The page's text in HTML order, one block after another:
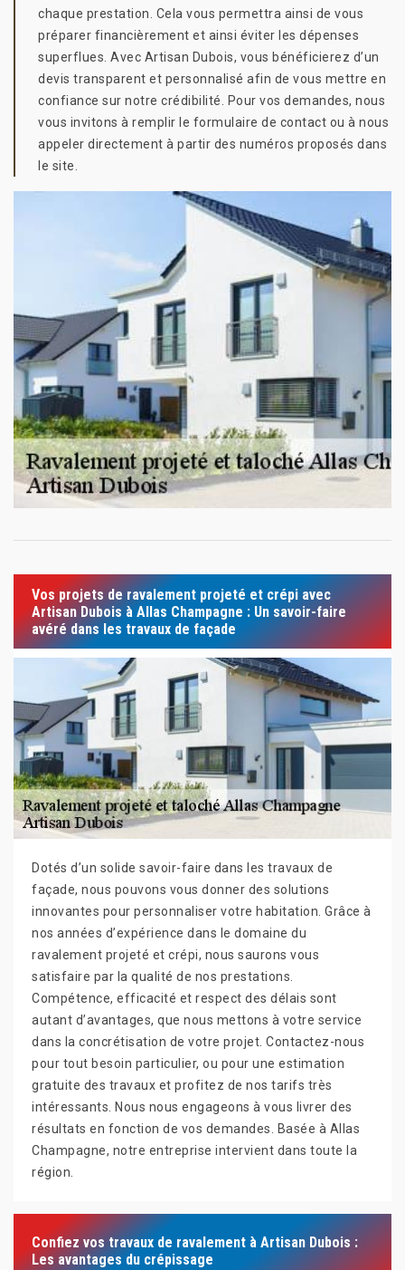
chaque prestation. Cela vous permettra ainsi de vous
préparer financièrement et ainsi éviter les dépenses
superflues. Avec Artisan Dubois, vous bénéficierez d’un
devis transparent et personnalisé afin de vous mettre en
confiance sur notre crédibilité. Pour vos demandes, nous
vous invitons à remplir le formulaire de contact ou à nous
appeler directement à partir des numéros proposés dans
le site.
Vos projets de ravalement projeté et crépi avec
Artisan Dubois à Allas Champagne : Un savoir-faire
avéré dans les travaux de façade
Dotés d’un solide savoir-faire dans les travaux de
façade, nous pouvons vous donner des solutions
innovantes pour personnaliser votre habitation. Grâce à
nos années d’expérience dans le domaine du
ravalement projeté et crépi, nous saurons vous
satisfaire par la qualité de nos prestations.
Compétence, efficacité et respect des délais sont
autant d’avantages, que nous mettons à votre service
dans la concrétisation de votre projet. Contactez-nous
pour tout besoin particulier, ou pour une estimation
gratuite des travaux et profitez de nos tarifs très
intéressants. Nous nous engageons à vous livrer des
résultats en fonction de vos demandes. Basée à Allas
Champagne, notre entreprise intervient dans toute la
région.
Confiez vos travaux de ravalement à Artisan Dubois :
Les avantages du crépissage